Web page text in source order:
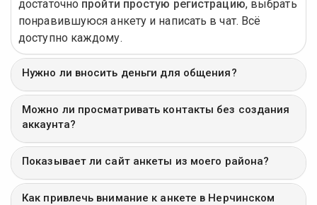
достаточно пройти простую регистрацию, выбрать
понравившуюся анкету и написать в чат. Всё
доступно каждому.
Нужно ли вносить деньги для общения?
Можно ли просматривать контакты без создания
аккаунта?
Показывает ли сайт анкеты из моего района?
Как привлечь внимание к анкете в Нерчинском